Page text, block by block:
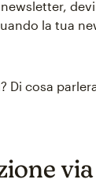
la tua
cosa